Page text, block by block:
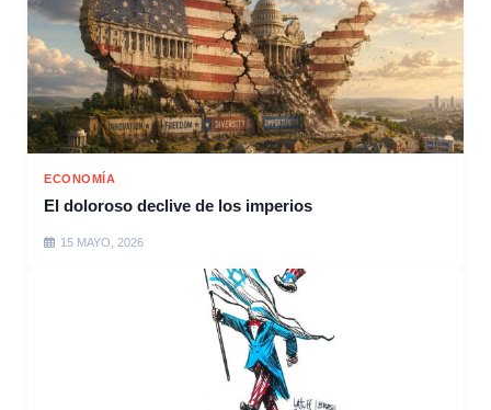
ECONOMÍA
El doloroso declive de los imperios
15 MAYO, 2026